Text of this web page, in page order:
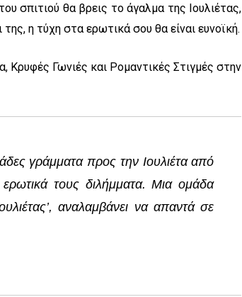
σπιτιού θα βρεις το άγαλμα της Ιουλιέτας,
η τύχη στα ερωτικά σου θα είναι ευνοϊκή.
γράμματα προς την Ιουλιέτα από
τους διλήμματα. Μια ομάδα
αναλαμβάνει να απαντά σε